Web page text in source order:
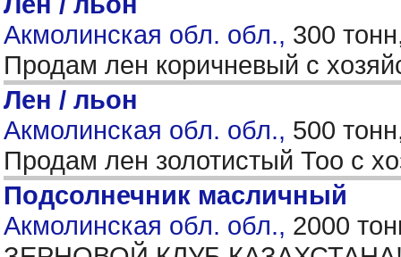
Акмолинская обл. обл., 300
Продам лен коричневый с
Лен / льон
Акмолинская обл. обл., 500
Продам лен золотистый Тоо с
Подсолнечник масличный
Акмолинская обл. обл., 2000